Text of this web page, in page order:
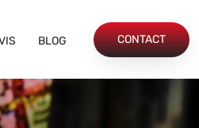
BLOG CONTACT